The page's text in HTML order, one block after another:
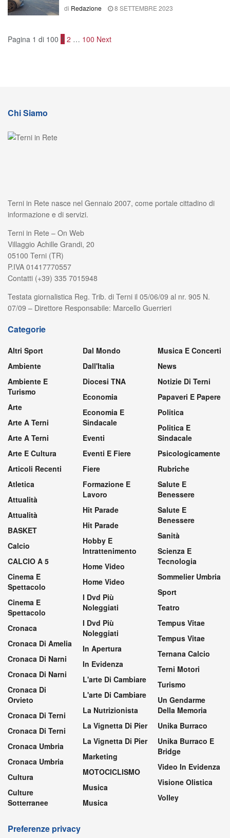
di Redazione 8 SETTEMBRE 2023
Pagina 1 di 100 1 2 … 100 Next
Chi Siamo
Terni in Rete nasce nel Gennaio 2007, come portale cittadino di
informazione e di servizi.
Terni in Rete – On Web
Villaggio Achille Grandi, 20
05100 Terni (TR)
P.IVA 01417770557
Contatti (+39) 335 7015948
Testata giornalistica Reg. Trib. di Terni il 05/06/09 al nr. 905 N.
07/09 – Direttore Responsabile: Marcello Guerrieri
Categorie
Altri Sport
Ambiente
Ambiente E
Turismo
Arte
Arte A Terni
Arte A Terni
Arte E Cultura
Articoli Recenti
Atletica
Attualità
Attualità
BASKET
Calcio
CALCIO A 5
Cinema E
Spettacolo
Cinema E
Spettacolo
Cronaca
Cronaca Di Amelia
Cronaca Di Narni
Cronaca Di Narni
Cronaca Di
Orvieto
Cronaca Di Terni
Cronaca Di Terni
Cronaca Umbria
Cronaca Umbria
Cultura
Culture
Sotterranee
Dal Mondo
Dall'Italia
Diocesi TNA
Economia
Economia E
Sindacale
Eventi
Eventi E Fiere
Fiere
Formazione E
Lavoro
Hit Parade
Hit Parade
Hobby E
Intrattenimento
Home Video
Home Video
I Dvd Più
Noleggiati
I Dvd Più
Noleggiati
In Apertura
In Evidenza
L'arte Di Cambiare
L'arte Di Cambiare
La Nutrizionista
La Vignetta Di Pier
La Vignetta Di Pier
Marketing
MOTOCICLISMO
Musica
Musica
Musica E Concerti
News
Notizie Di Terni
Papaveri E Papere
Politica
Politica E
Sindacale
Psicologicamente
Rubriche
Salute E
Benessere
Salute E
Benessere
Sanità
Scienza E
Tecnologia
Sommelier Umbria
Sport
Teatro
Tempus Vitae
Tempus Vitae
Ternana Calcio
Terni Motori
Turismo
Un Gendarme
Della Memoria
Unika Burraco
Unika Burraco E
Bridge
Video In Evidenza
Visione Olistica
Volley
Preferenze privacy